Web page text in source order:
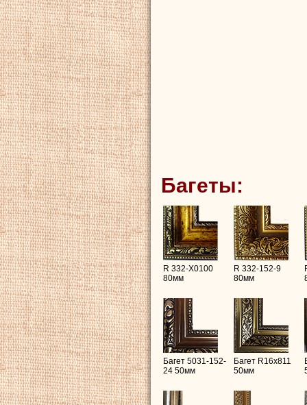
Багеты:
R 332-X0100
80мм
R 332-152-9
80мм
Багет 5031-152-
24 50мм
Багет R16х811
50мм